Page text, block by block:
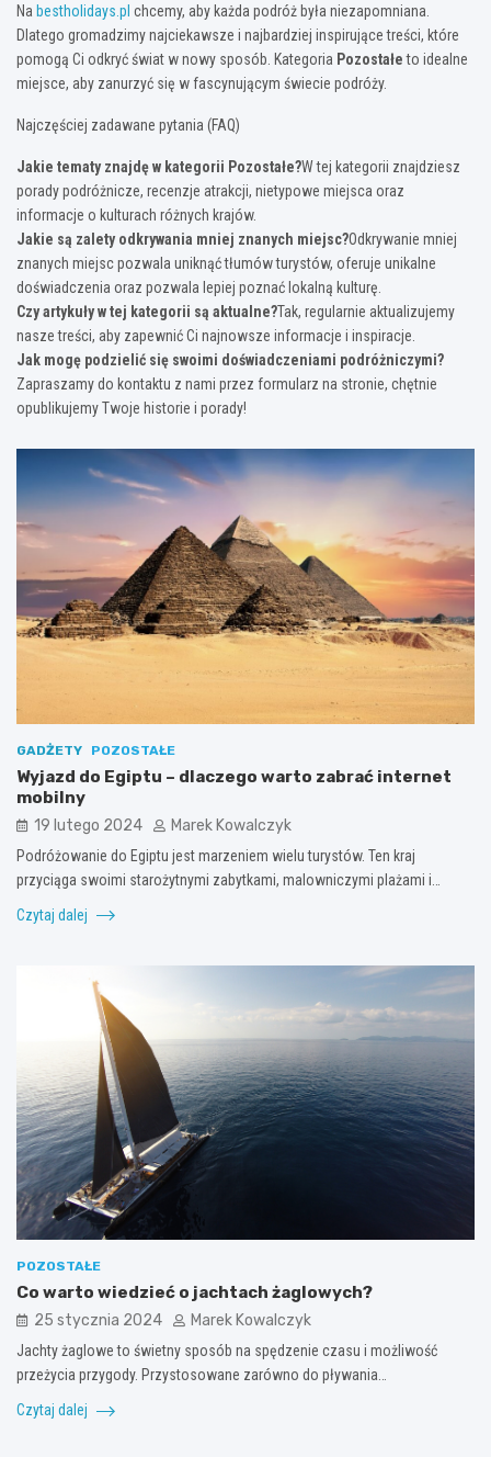
Na bestholidays.pl chcemy, aby każda podróż była niezapomniana.
Dlatego gromadzimy najciekawsze i najbardziej inspirujące treści, które
pomogą Ci odkryć świat w nowy sposób. Kategoria Pozostałeto idealne
miejsce, aby zanurzyć się w fascynującym świecie podróży.
Najczęściej zadawane pytania (FAQ)
Jakie tematy znajdę w kategorii Pozostałe?W tej kategorii znajdziesz
porady podróżnicze, recenzje atrakcji, nietypowe miejsca oraz
informacje o kulturach różnych krajów.
Jakie są zalety odkrywania mniej znanych miejsc?Odkrywanie mniej
znanych miejsc pozwala uniknąć tłumów turystów, oferuje unikalne
doświadczenia oraz pozwala lepiej poznać lokalną kulturę.
Czy artykuły w tej kategorii są aktualne?Tak, regularnie aktualizujemy
nasze treści, aby zapewnić Ci najnowsze informacje i inspiracje.
Jak mogę podzielić się swoimi doświadczeniami podróżniczymi?
Zapraszamy do kontaktu z nami przez formularz na stronie, chętnie
opublikujemy Twoje historie i porady!
GADŻETY POZOSTAŁE
Wyjazd do Egiptu – dlaczego warto zabrać internet
mobilny
19 lutego 2024 Marek Kowalczyk
Podróżowanie do Egiptu jest marzeniem wielu turystów. Ten kraj
przyciąga swoimi starożytnymi zabytkami, malowniczymi plażami i…
Czytaj dalej
POZOSTAŁE
Co warto wiedzieć o jachtach żaglowych?
25 stycznia 2024 Marek Kowalczyk
Jachty żaglowe to świetny sposób na spędzenie czasu i możliwość
przeżycia przygody. Przystosowane zarówno do pływania…
Czytaj dalej